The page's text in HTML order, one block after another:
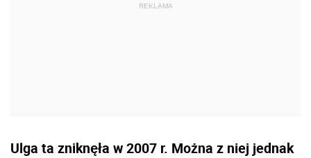
Ulga ta zniknęła w 2007 r. Można z niej jednak